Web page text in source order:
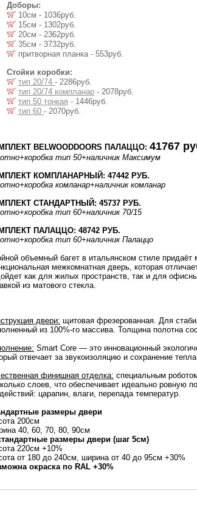
Доборы:
10см - 1036руб.
15см - 1302руб.
20см - 2362руб.
35см - 3732руб.
притворная планка - 553руб.
Стойки коробки:
тип 20/74 - 2286руб.
тип 20/74 компланар - 2078руб.
тип 50 тонкая - 1446руб.
тип 60 - 2070руб.
BELWOODDOORS ПАЛАЦЦО: 41767
+коробка тип 50+наличник Максимум
КОМПЛАНАРНЫЙ: 47442 РУБ.
+коробка комланар+наличник комланар
СТАНДАРТНЫЙ: 45737 РУБ.
+коробка тип 60+наличник 70/15
ПАЛАЦЦО: 48742 РУБ.
+коробка тип 60+наличник Палаццо
объемный багет в итальянском стиле
межкомнатная дверь, которая
как для жилых пространств, так и для
из матового стекла.
двери: щитовая фрезерованная. Для
из 100%-го массива. Толщина полотна
Smart Core — это инновационный
отвечает за звукоизоляцию и сохранение
финишная отделка: специальным
слоев, что обеспечивает идеально ровную
царапин, влаги, перепада температур.
размеры двери
200см
40, 60, 70, 80, 90см
размеры двери (шаг 5см)
220см +10%
от 180 до 240см, ширина от 40 до 95см +30%
окраска по RAL +30%